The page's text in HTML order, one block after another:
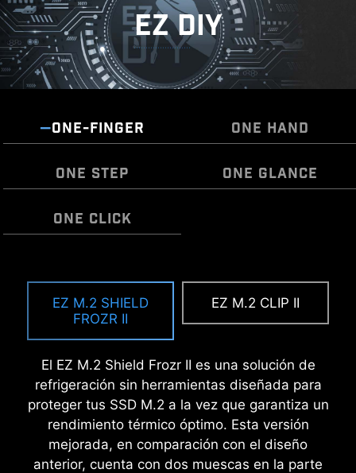
EZ DIY
ONE-FINGER ONE HAND
ONE STEP ONE GLANCE
ONE CLICK
EZ M.2 SHIELD
FROZR II
EZ M.2 CLIP II
El EZ M.2 Shield Frozr II es una solución de
refrigeración sin herramientas diseñada para
proteger tus SSD M.2 a la vez que garantiza un
rendimiento térmico óptimo. Esta versión
mejorada, en comparación con el diseño
anterior, cuenta con dos muescas en la parte
experiencia de instalación simplificada y sin
complicaciones al eliminar la necesidad de
colocar manualmente el blindaje de E/S durante
la configuración de la placa base. Gracias a su
diseño integrado, garantiza una alineación
correcta y un ajuste seguro, proporcionando
protección y comodidad a la vez que mejora la
durabilidad general de la estructura.
suponga ningún esfuerzo, ya que simplemente
se fija a la placa base sin necesidad de girarla.
EZ OVERCLOCKING
Mientras que el overclocking puede ser
funciones de overclocking con un solo clic tanto
para el procesador como para la memoria,
permitiendo a los usuarios mejorar fácilmente el
rendimiento del sistema sin profundizar en
intrincados ajustes.